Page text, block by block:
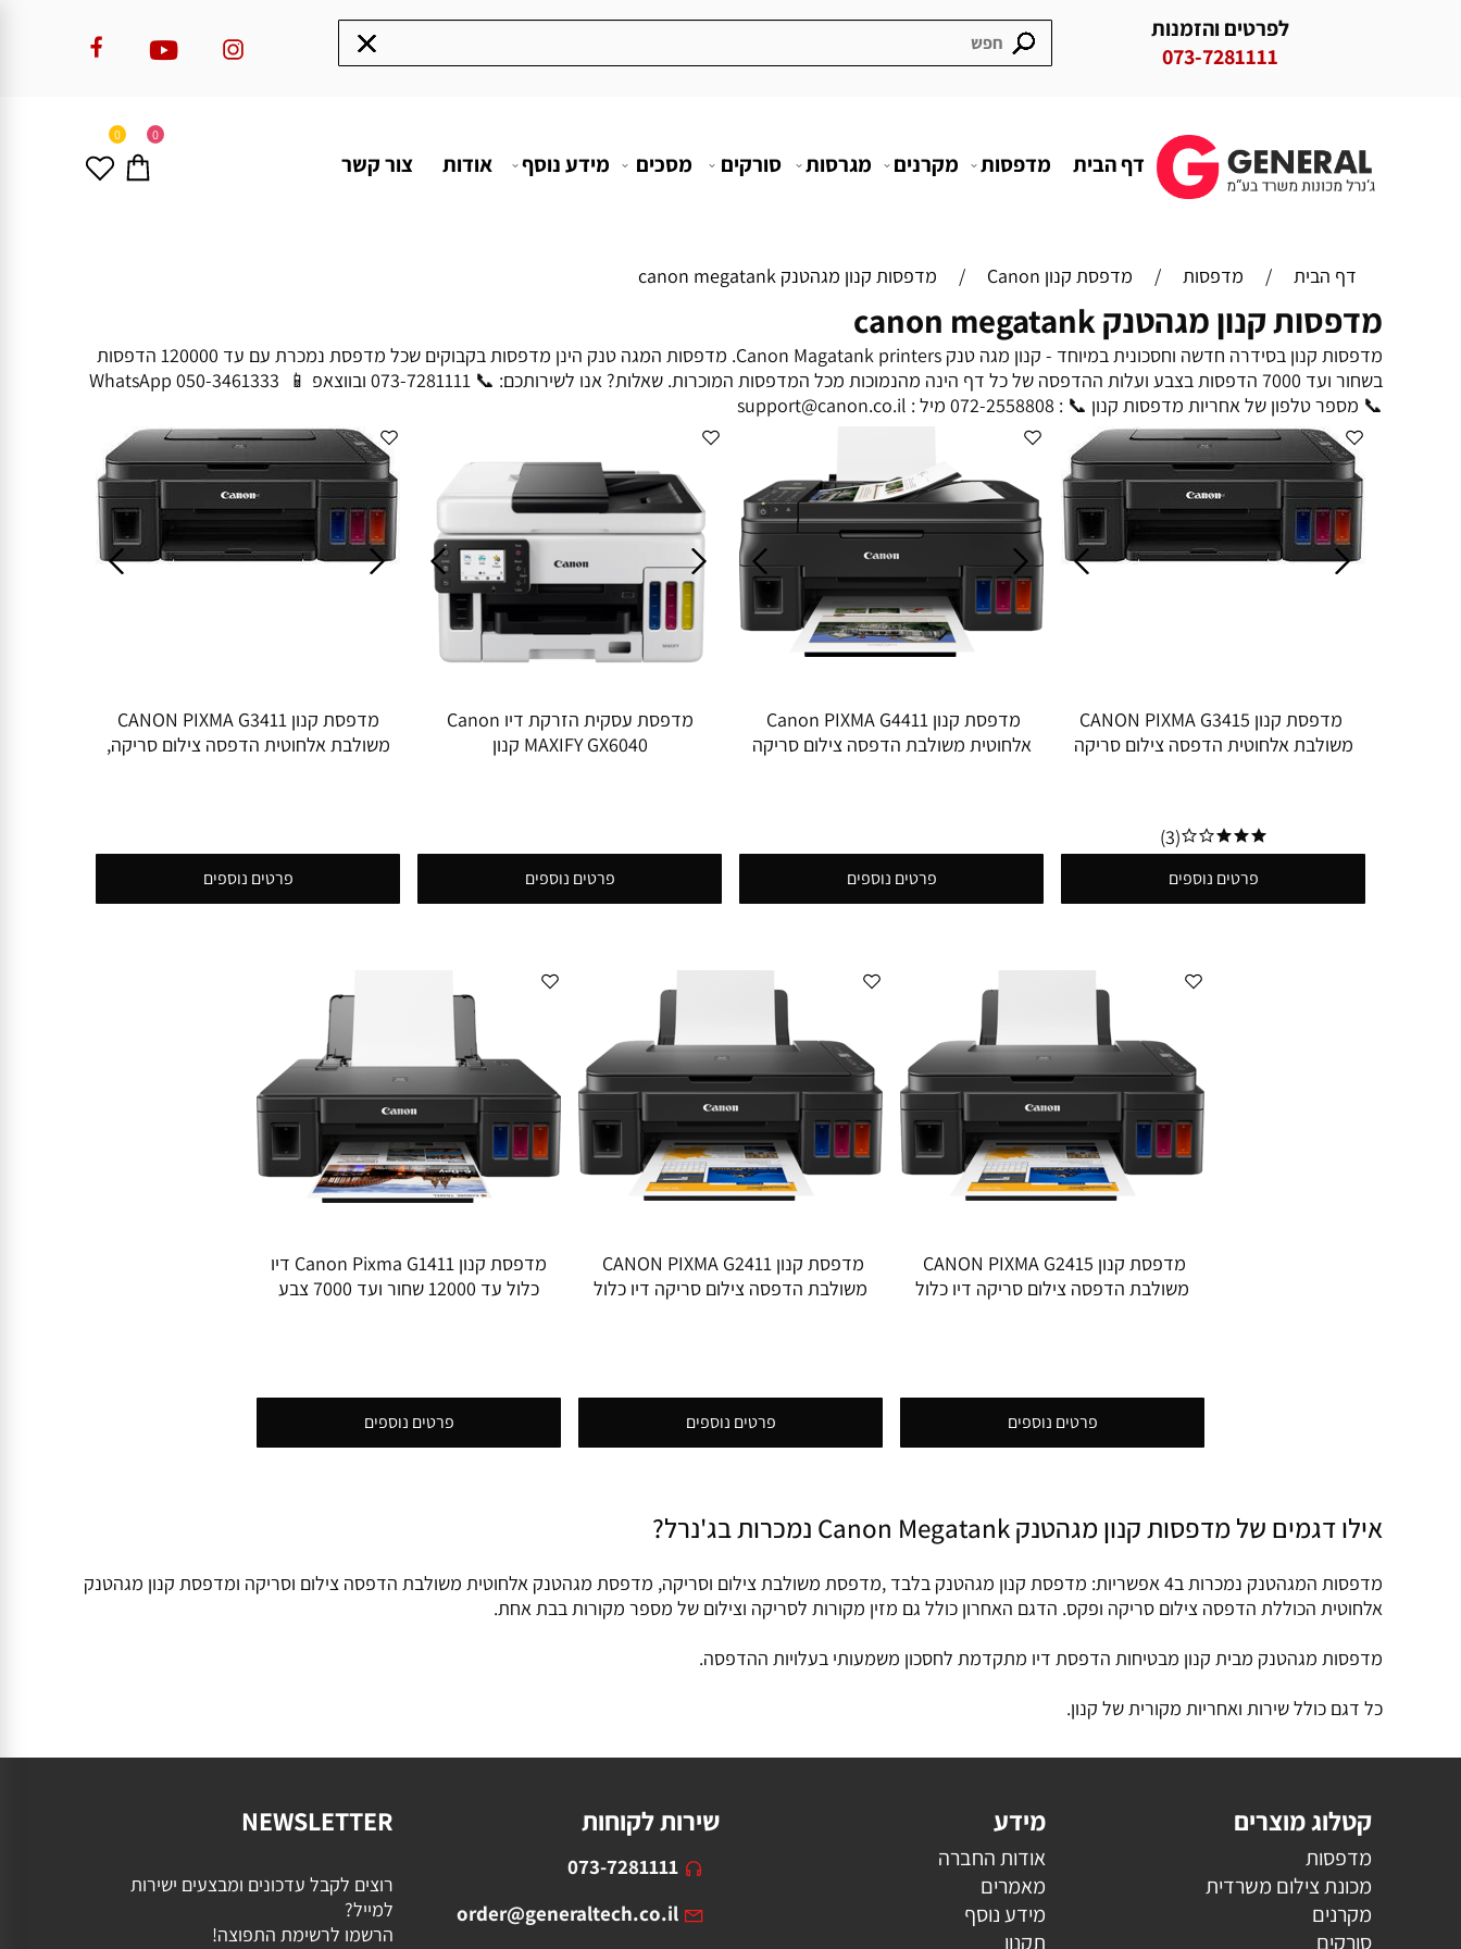
לפרטים והזמנות
073-7281111
0 0
דף הבית מדפסות מקרנים מגרסות סורקים מסכים מידע נוסף אודות צור קשר
דף הבית / מדפסות / מדפסת קנון Canon / מדפסות קנון מגהטנק canon megatank
מדפסות קנון מגהטנק canon megatank
מדפסות קנון בסידרה חדשה וחסכונית במיוחד - קנון מגה טנק Canon Magatank printers. מדפסות המגה טנק הינן מדפסות בקבוקים שכל מדפסת נמכרת עם עד 120000 הדפסות
📞 מספר טלפון של אחריות מדפסות קנון 📞 : 072-2558808 מיל : support@canon.co.il
מדפסת קנון CANON PIXMA G3415
משולבת אלחוטית הדפסה צילום סריקה
(3)
פרטים נוספים
אלחוטית משולבת הדפסה צילום סריקה
פרטים נוספים
מדפסת עסקית ‏הזרקת דיו Canon
MAXIFY GX6040 קנון
פרטים נוספים
משולבת אלחוטית הדפסה צילום סריקה,
פרטים נוספים
משולבת הדפסה צילום סריקה דיו כלול
פרטים נוספים
משולבת הדפסה צילום סריקה דיו כלול
פרטים נוספים
מדפסת קנון Canon Pixma G1411 דיו
כלול עד 12000 שחור ועד 7000 צבע
פרטים נוספים
אילו דגמים של מדפסות קנון מגהטנק Canon Megatank נמכרות בג'נרל?
מדפסות המגהטנק נמכרות ב4 אפשריות: מדפסת קנון מגהטנק בלבד ,מדפסת משולבת צילום וסריקה, מדפסת מגהטנק אלחוטית משולבת הדפסה צילום וסריקה ומדפסת קנון מגהטנק
אלחוטית הכוללת הדפסה צילום סריקה ופקס. הדגם האחרון כולל גם מזין מקורות לסריקה וצילום של מספר מקורות בבת אחת.
מדפסות מגהטנק מבית קנון מבטיחות הדפסת דיו מתקדמת לחסכון משמעותי בעלויות ההדפסה.
כל דגם כולל שירות ואחריות מקורית של קנון.
קטלוג מוצרים
מדפסות
מכונת צילום משרדית
מקרנים
סורקים
מידע
אודות החברה
מאמרים
מידע נוסף
תקנון
שירות לקוחות
073-7281111
order@generaltech.co.il
NEWSLETTER
רוצים לקבל עדכונים ומבצעים ישירות
למייל?
הרשמו לרשימת התפוצה!